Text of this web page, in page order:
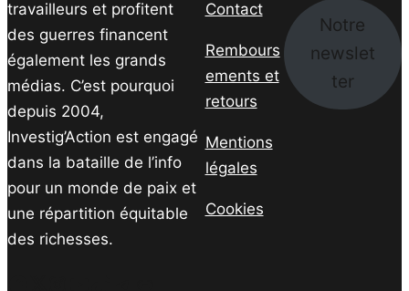
travailleurs et profitent
des guerres financent
également les grands
médias. C’est pourquoi
depuis 2004,
Investig’Action est engagé
dans la bataille de l’info
pour un monde de paix et
une répartition équitable
des richesses.
Contact
Rembours
ements et
retours
Mentions
légales
Cookies
Notre
newslet
ter